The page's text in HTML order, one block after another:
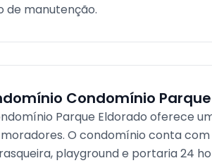
de manutenção.
Condomínio
Parque Eldorado oferece
O condomínio conta
playground e portaria 24